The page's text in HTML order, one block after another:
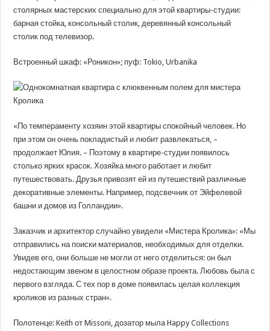
столярных мастерских специально для этой квартиры-студии:
барная стойка, консольный столик, деревянный консольный
столик под телевизор.
Встроенный шкаф: «Роникон»; пуф: Tokio, Urbanika
«По темпераменту хозяин этой квартиры спокойный человек. Но
при этом он очень покладистый и любит развлекаться, –
продолжает Юлия. – Поэтому в квартире-студии появилось
столько ярких красок. Хозяйка много работает и любит
путешествовать. Друзья привозят ей из путешествий различные
декоративные элементы. Например, подсвечник от Эйфелевой
башни и домов из Голландии».
Заказчик и архитектор случайно увидели «Мистера Кролика»: «Мы
отправились на поиски материалов, необходимых для отделки.
Увидев его, они больше не могли от него отделиться: он был
недостающим звеном в целостном образе проекта. Любовь была с
первого взгляда. С тех пор в доме появилась целая коллекция
кроликов из разных стран».
Полотенце: Keith от Missoni, дозатор мыла Happy Collections